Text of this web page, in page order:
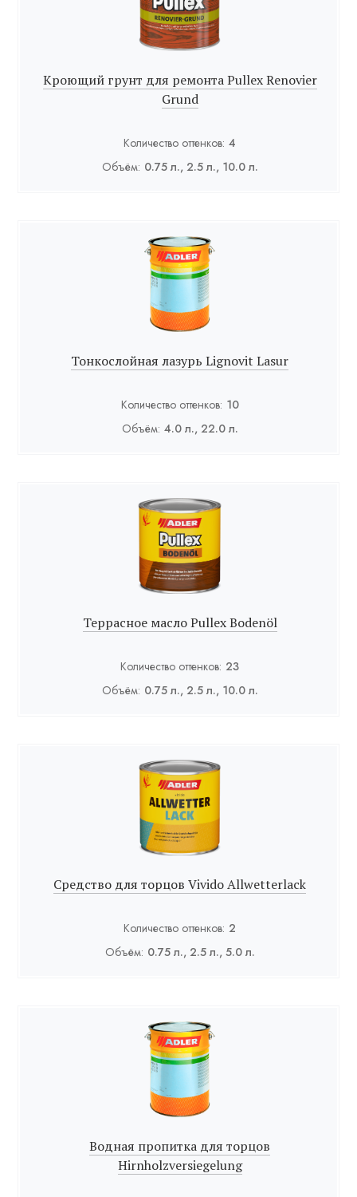
Кроющий грунт для ремонта Pullex Renovier
Grund
Количество оттенков: 4
Объём: 0.75 л., 2.5 л., 10.0 л.
Тонкослойная лазурь Lignovit Lasur
Количество оттенков: 10
Объём: 4.0 л., 22.0 л.
Террасное масло Pullex Bodenöl
Количество оттенков: 23
Объём: 0.75 л., 2.5 л., 10.0 л.
Средство для торцов Vivido Allwetterlack
Количество оттенков: 2
Объём: 0.75 л., 2.5 л., 5.0 л.
Водная пропитка для торцов
Hirnholzversiegelung